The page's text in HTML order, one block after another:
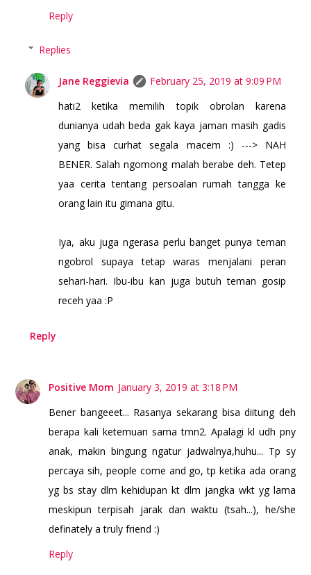
Reply
Replies
Jane Reggievia
February 25, 2019 at 9:09 PM
hati2 ketika memilih topik obrolan karena
dunianya udah beda gak kaya jaman masih gadis
yang bisa curhat segala macem :) ---> NAH
BENER. Salah ngomong malah berabe deh. Tetep
yaa cerita tentang persoalan rumah tangga ke
orang lain itu gimana gitu.
Iya, aku juga ngerasa perlu banget punya teman
ngobrol supaya tetap waras menjalani peran
sehari-hari. Ibu-ibu kan juga butuh teman gosip
receh yaa :P
Reply
Positive Mom January 3, 2019 at 3:18 PM
Bener bangeeet... Rasanya sekarang bisa diitung deh
berapa kali ketemuan sama tmn2. Apalagi kl udh pny
anak, makin bingung ngatur jadwalnya,huhu... Tp sy
percaya sih, people come and go, tp ketika ada orang
yg bs stay dlm kehidupan kt dlm jangka wkt yg lama
meskipun terpisah jarak dan waktu (tsah...), he/she
definately a truly friend :)
Reply